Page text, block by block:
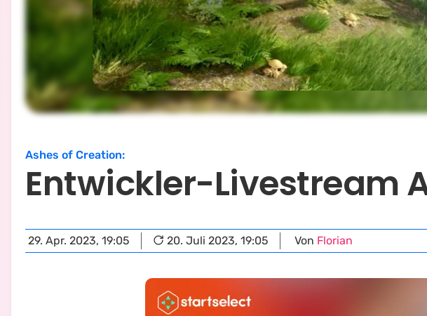
Ashes of Creation:
Entwickler-Livestream
29. Apr. 2023, 19:05 20. Juli 2023, 19:05 Von Florian